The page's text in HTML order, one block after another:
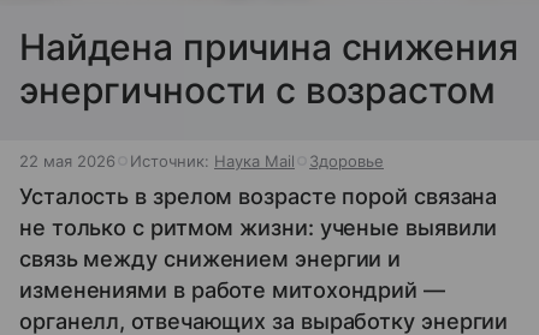
Найдена причина снижения
энергичности с возрастом
22 мая 2026 Источник: Наука Mail Здоровье
Усталость в зрелом возрасте порой связана
не только с ритмом жизни: ученые выявили
связь между снижением энергии и
изменениями в работе митохондрий —
органелл, отвечающих за выработку энергии